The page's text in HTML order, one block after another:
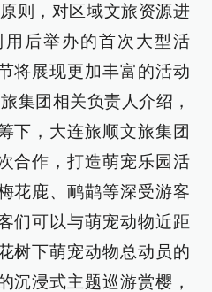
则，对区域文旅资源进
后举办的首次大型活
将展现更加丰富的活动
集团相关负责人介绍，
下，大连旅顺文旅集团
合作，打造萌宠乐园活
花鹿、鸸鹋等深受游客
们可以与萌宠动物近距
树下萌宠动物总动员的
沉浸式主题巡游赏樱，